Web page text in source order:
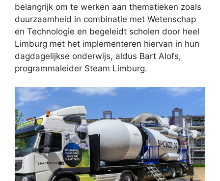
belangrijk om te werken aan thematieken zoals
duurzaamheid in combinatie met Wetenschap
en Technologie en begeleidt scholen door heel
Limburg met het implementeren hiervan in hun
dagdagelijkse onderwijs, aldus Bart Alofs,
programmaleider Steam Limburg.